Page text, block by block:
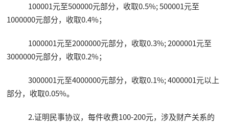
100001元至500000元部分，收取0.5%; 500001元至
1000000元部分，收取0.4%；
1000001元至2000000元部分，收取0.3%; 2000001元至
3000000元部分，收取0.2%；
3000001元至4000000元部分，收取0.1%; 4000001元以上
部分，收取0.05%。
2.证明民事协议，每件收费100-200元，涉及财产关系的